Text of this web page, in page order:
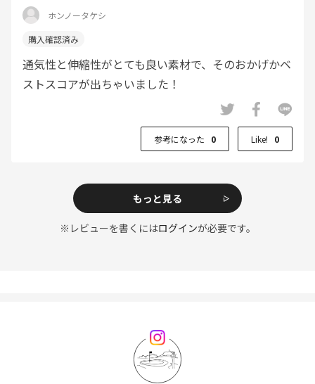
ホンノータケシ
通気性と伸縮性がとても良い素材で、そのおかげかベ
ストスコアが出ちゃいました！
参考になった 0 Like! 0
もっと見る
※レビューを書くにはログインが必要です。